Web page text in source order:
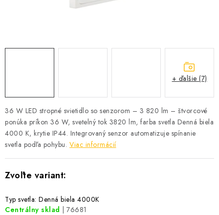
OBCHODNÉ PODMIENKY
O NÁS - MEGALED & JANTON ZÁKAMENNÉ
Reklamácie a formulár na odstúpenie od zmluvy
Obchodné podmienky
Podmienky ochrany osobných údajov
Zľavy pre profíkov
36 W LED stropné svietidlo so senzorom – 3 820 lm – štvorcové
ponúka príkon 36 W, svetelný tok 3820 lm, farba svetla Denná biela
4000 K, krytie IP44. Integrovaný senzor automatizuje spínanie
svetla podľa pohybu. Viac informácií
Typ svetla: Denná biela 4000K
Centrálny sklad
| 76681
+ ďalšie (7)